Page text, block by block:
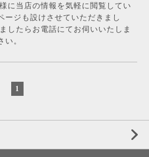
に当店の情報を気軽に閲覧してい
ージも設けさせていただきまし
したらお電話にてお伺いいたしま
。
1